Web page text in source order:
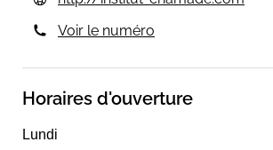
Voir le numéro
Horaires d'ouverture
Lundi